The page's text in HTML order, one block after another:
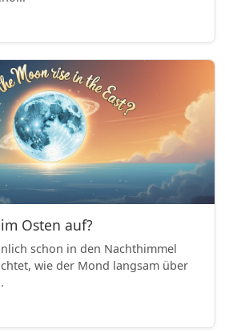
Osten auf?
schon in den Nachthimmel
wie der Mond langsam über